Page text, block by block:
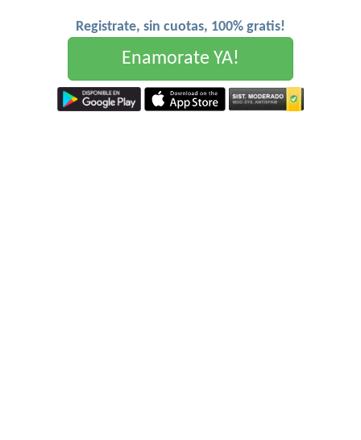
Registrate, sin cuotas, 100% gratis!
Enamorate YA!